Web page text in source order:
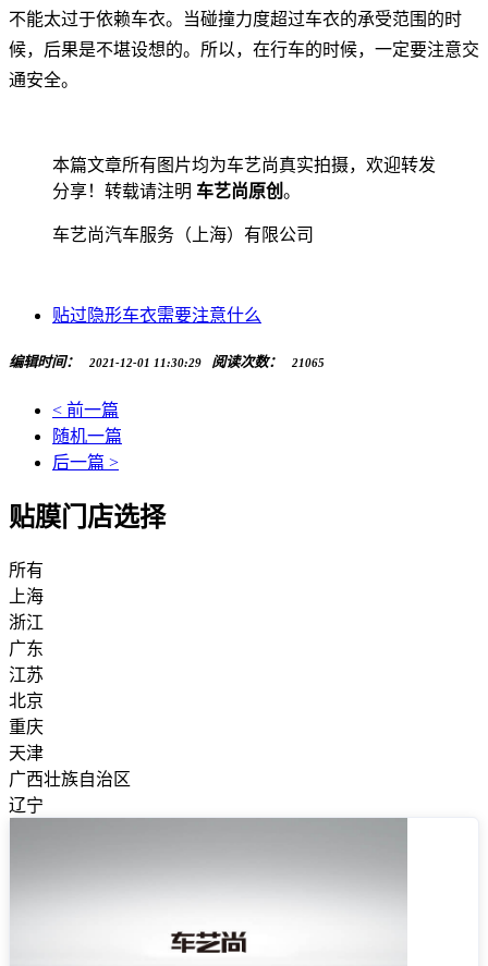
不能太过于依赖车衣。当碰撞力度超过车衣的承受范围的时
候，后果是不堪设想的。所以，在行车的时候，一定要注意交
通安全。
本篇文章所有图片均为车艺尚真实拍摄，欢迎转发
分享！转载请注明 车艺尚原创 。
车艺尚汽车服务（上海）有限公司
贴过隐形车衣需要注意什么
编辑时间： 2021-12-01 11:30:29 阅读次数： 21065
< 前一篇
随机一篇
后一篇 >
贴膜门店选择
所有
上海
浙江
广东
江苏
北京
重庆
天津
广西壮族自治区
辽宁